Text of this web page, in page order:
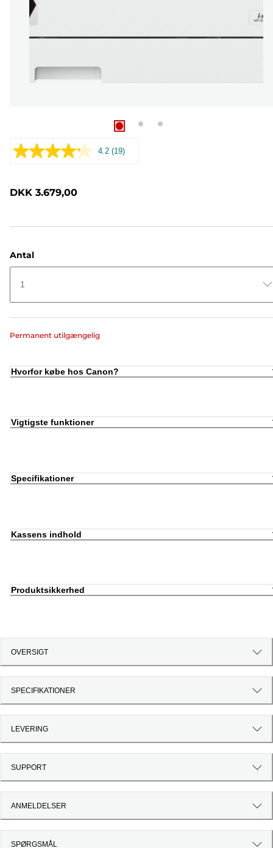
4.2 Læs
(19)
DKK 3.679,00
Antal
1
Permanent utilgængelig
Hvorfor købe hos Canon?
Vigtigste funktioner
Specifikationer
Kassens indhold
Produktsikkerhed
OVERSIGT
SPECIFIKATIONER
LEVERING
SUPPORT
ANMELDELSER
SPØRGSMÅL